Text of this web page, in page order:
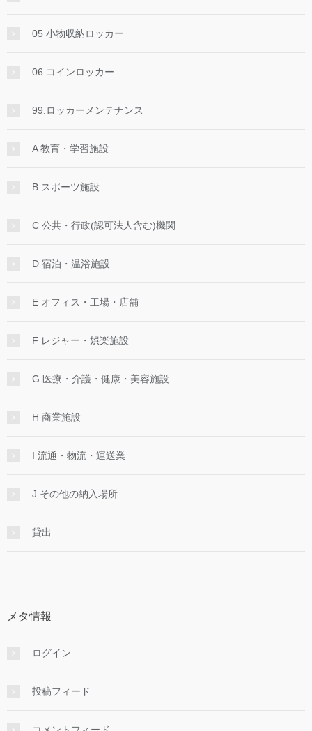
05 小物収納ロッカー
06 コインロッカー
99.ロッカーメンテナンス
A 教育・学習施設
B スポーツ施設
C 公共・行政(認可法人含む)機関
D 宿泊・温浴施設
E オフィス・工場・店舗
F レジャー・娯楽施設
G 医療・介護・健康・美容施設
H 商業施設
I 流通・物流・運送業
J その他の納入場所
貸出
メタ情報
ログイン
投稿フィード